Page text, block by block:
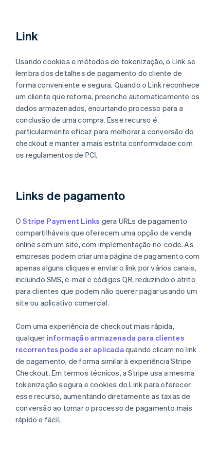
Link
Usando cookies e métodos de tokenização, o Link se
lembra dos detalhes de pagamento do cliente de
forma conveniente e segura. Quando o Link reconhece
um cliente que retorna, preenche automaticamente os
dados armazenados, encurtando processo para a
conclusão de uma compra. Esse recurso é
particularmente eficaz para melhorar a conversão do
checkout e manter a mais estrita conformidade com
os regulamentos de PCI.
Links de pagamento
OStripe Payment Links gera URLs de pagamento
compartilháveis que oferecem uma opção de venda
online sem um site, com implementação no-code. As
empresas podem criar uma página de pagamento com
apenas alguns cliques e enviar o link por vários canais,
incluindo SMS, e-mail e códigos QR, reduzindo o atrito
para clientes que podem não querer pagar usando um
site ou aplicativo comercial.
Com uma experiência de checkout mais rápida,
qualquer informação armazenada para clientes
recorrentes pode ser aplicada quando clicam no link
de pagamento, de forma similar à experiência Stripe
Checkout. Em termos técnicos, a Stripe usa a mesma
tokenização segura e cookies do Link para oferecer
esse recurso, aumentando diretamente as taxas de
conversão ao tornar o processo de pagamento mais
rápido e fácil.